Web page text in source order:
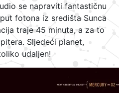
se napraviti fantastičnu
fotona iz središta Sunca
traje 45 minuta, a za to
Sljedeći planet,
udaljen!